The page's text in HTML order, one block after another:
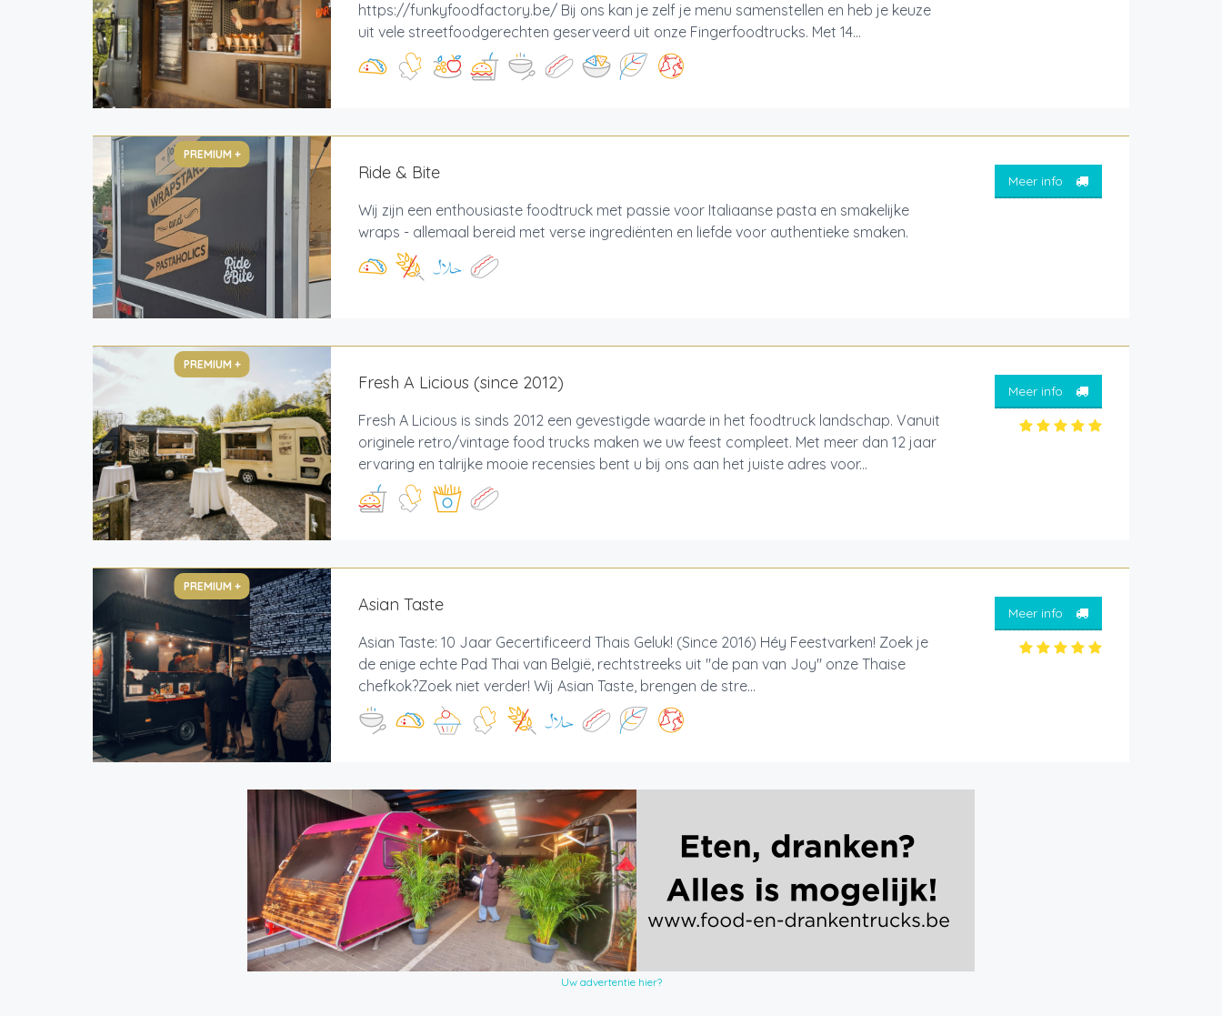
https://funkyfoodfactory.be/ Bij ons kan je zelf je menu samenstellen en heb je keuze
uit vele streetfoodgerechten geserveerd uit onze Fingerfoodtrucks. Met 14...
PREMIUM +
Ride & Bite
Wij zijn een enthousiaste foodtruck met passie voor Italiaanse pasta en smakelijke
wraps - allemaal bereid met verse ingrediënten en liefde voor authentieke smaken.
Meer info
PREMIUM +
Fresh A Licious (since 2012)
Fresh A Licious is sinds 2012 een gevestigde waarde in het foodtruck landschap. Vanuit
originele retro/vintage food trucks maken we uw feest compleet. Met meer dan 12 jaar
ervaring en talrijke mooie recensies bent u bij ons aan het juiste adres voor...
Meer info
PREMIUM +
Asian Taste
Asian Taste: 10 Jaar Gecertificeerd Thais Geluk! (Since 2016) Héy Feestvarken! Zoek je
de enige echte Pad Thai van België, rechtstreeks uit "de pan van Joy" onze Thaise
chefkok?Zoek niet verder! Wij Asian Taste, brengen de stre...
Meer info
Uw advertentie hier?